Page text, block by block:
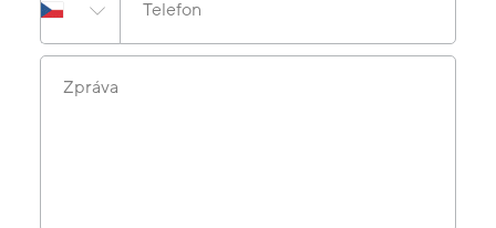
Telefon
Zpráva